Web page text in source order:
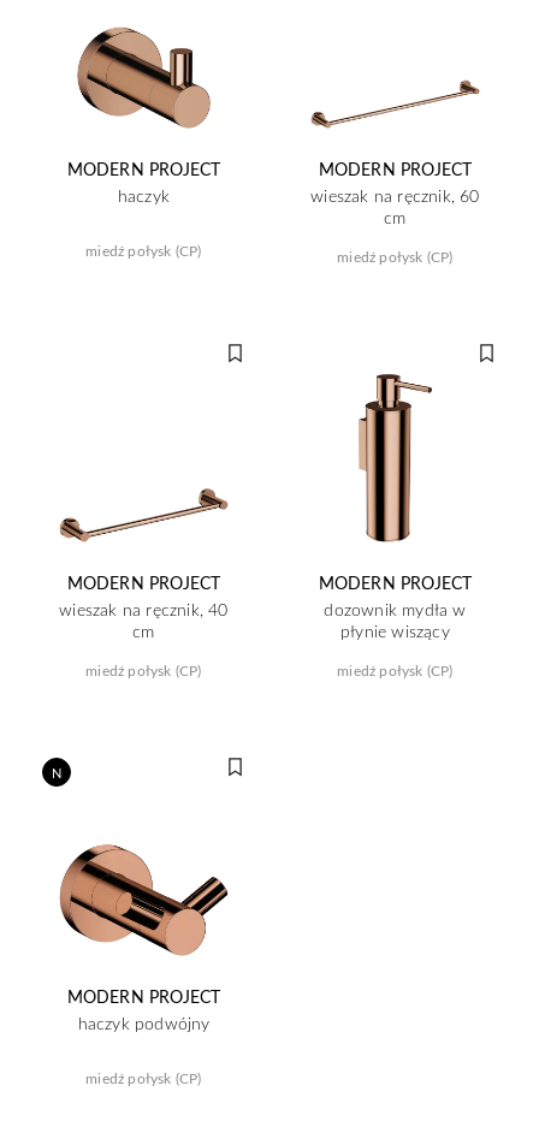
MODERN PROJECT
haczyk
miedź połysk (CP)
MODERN PROJECT
wieszak na ręcznik, 60
cm
miedź połysk (CP)
MODERN PROJECT
wieszak na ręcznik, 40
cm
miedź połysk (CP)
MODERN PROJECT
dozownik mydła w
płynie wiszący
miedź połysk (CP)
N
MODERN PROJECT
haczyk podwójny
miedź połysk (CP)